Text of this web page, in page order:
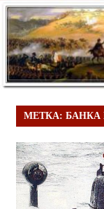
МЕТКА: БАНКА